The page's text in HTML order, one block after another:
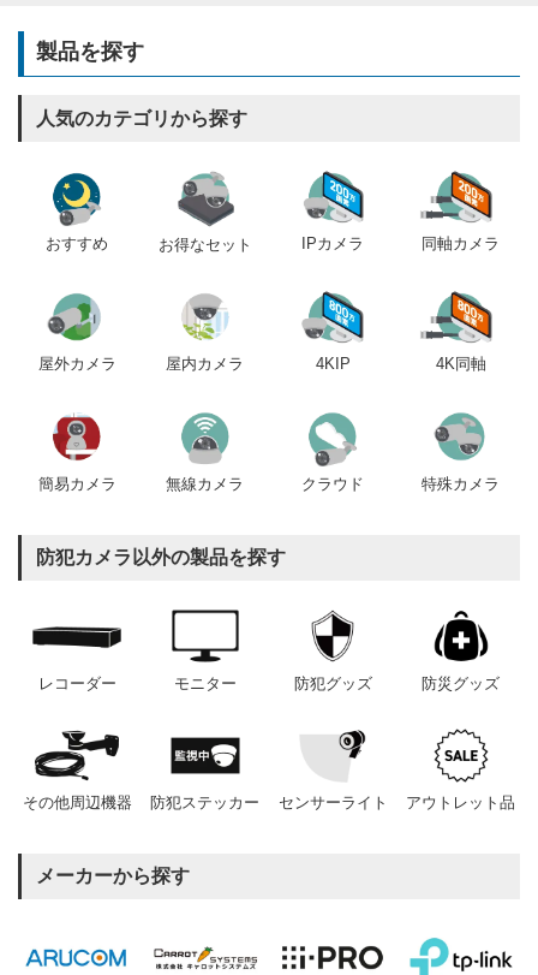
製品を探す
人気のカテゴリから探す
おすすめ お得なセット IPカメラ 同軸カメラ
屋外カメラ 屋内カメラ 4KIP 4K同軸
簡易カメラ 無線カメラ クラウド 特殊カメラ
防犯カメラ以外の製品を探す
レコーダー モニター 防犯グッズ 防災グッズ
その他周辺機器 防犯ステッカー センサーライト アウトレット品
メーカーから探す